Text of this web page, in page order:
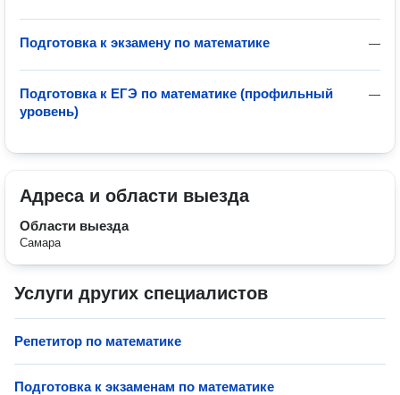
—
Подготовка к экзамену по математике
—
Подготовка к ЕГЭ по математике (профильный
уровень)
Адреса и области выезда
Области выезда
Самара
Услуги других специалистов
Репетитор по математике
Подготовка к экзаменам по математике